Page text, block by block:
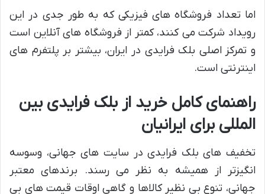
اما تعداد فروشگاه های فیزیکی که به طور جدی در این
رویداد شرکت می کنند، کمتر از فروشگاه های آنلاین است
و تمرکز اصلی بلک فرایدی در ایران، بیشتر بر پلتفرم های
اینترنتی است.
راهنمای کامل خرید از بلک فرایدی بین
المللی برای ایرانیان
تخفیف های بلک فرایدی در سایت های جهانی، وسوسه
انگیزتر از همیشه به نظر می رسند. برندهای معتبر
جهانی، تنوع بی نظیر کالاها و گاهی اوقات قیمت های بی